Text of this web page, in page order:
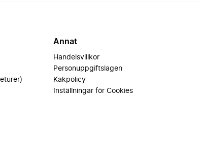
Annat
Handelsvillkor
Personuppgiftslagen
Kakpolicy
Inställningar för Cookies